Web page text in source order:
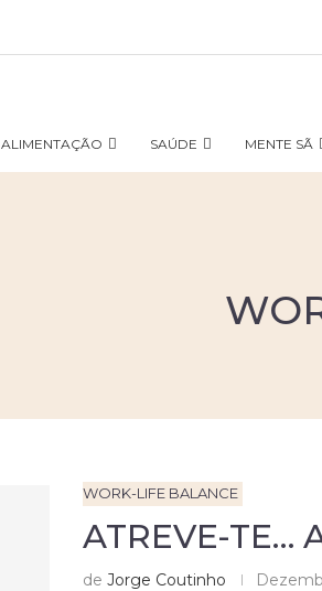
ALIMENTAÇÃO SAÚDE MENTE SÃ
WORK-LIFE BALANCE
ATREVE-TE…
de Jorge Coutinho